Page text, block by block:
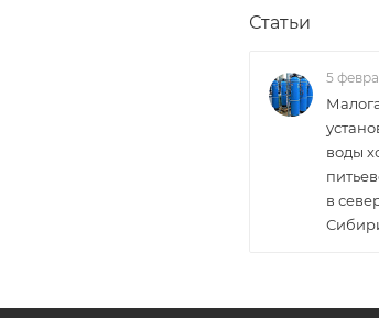
Статьи
5
воды
в